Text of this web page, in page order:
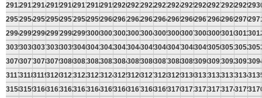
291229132914291529162917291829192920292129222923292429252926292729282929
295329542955295629572958295929602961296229632964296529662967296829692970
299429952996299729982999300030013002300330043005300630073008300930103011
303530363037303830393040304130423043304430453046304730483049305030513052
307630773078307930803081308230833084308530863087308830893090309130923093
311731183119312031213122312331243125312631273128312931303131313231333134
315831593160316131623163316431653166316731683169317031713172317331743175